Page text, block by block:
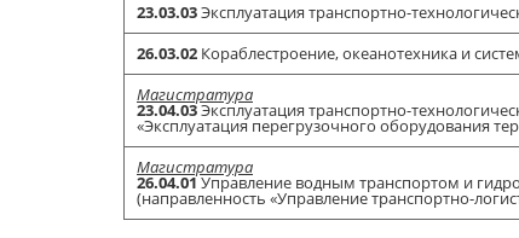
23.03.03Эксплуатация транспортно-
26.03.02 Кораблестроение, океанотехника и
Магистратура
23.04.03Эксплуатация транспортно-
«Эксплуатация перегрузочного оборудования
Магистратура
26.04.01Управление водным транспортом и
(направленность «Управление транспортно-